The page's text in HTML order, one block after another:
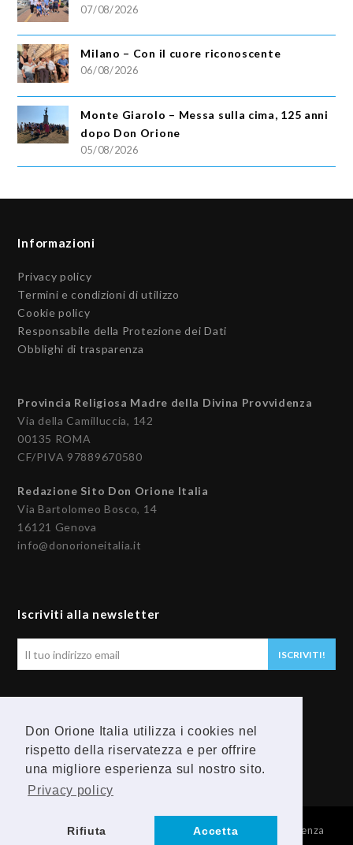
Don Orione Italia utilizza i cookies nel
rispetto della riservatezza e per offrire
una migliore esperienza sul nostro sito.
Privacy policy
Rifiuta Accetta
07/08/2026
Milano – Con il cuore riconoscente
06/08/2026
Monte Giarolo – Messa sulla cima, 125 anni
dopo Don Orione
05/08/2026
Informazioni
Privacy policy
Termini e condizioni di utilizzo
Cookie policy
Responsabile della Protezione dei Dati
Obblighi di trasparenza
Provincia Religiosa Madre della Divina Provvidenza
Via della Camilluccia, 142
00135 ROMA
CF/PIVA 97889670580
Redazione Sito Don Orione Italia
Via Bartolomeo Bosco, 14
16121 Genova
info@donorioneitalia.it
Iscriviti alla newsletter
ISCRIVITI!
F
Y
o
t
© 2026 Provincia Religiosa Madre della Divina Provvidenza